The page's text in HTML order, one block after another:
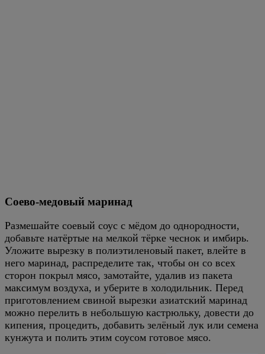
Соево-медовый маринад
Размешайте соевый соус с мёдом до однородности,
добавьте натёртые на мелкой тёрке чеснок и имбирь.
Уложите вырезку в полиэтиленовый пакет, влейте в
него маринад, распределите так, чтобы он со всех
сторон покрыл мясо, замотайте, удалив из пакета
максимум воздуха, и уберите в холодильник. Перед
приготовлением свиной вырезки азиатский маринад
можно перелить в небольшую кастрюльку, довести до
кипения, процедить, добавить зелёный лук или семена
кунжута и полить этим соусом готовое мясо.